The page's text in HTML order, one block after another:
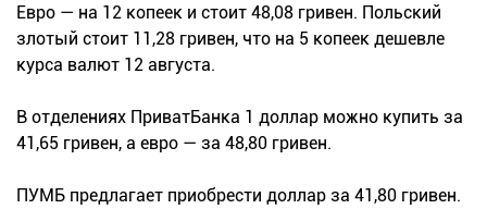
Евро — на 12 копеек и стоит 48,08 гривен. Польский
злотый стоит 11,28 гривен, что на 5 копеек дешевле
курса валют 12 августа.
В отделениях ПриватБанка 1 доллар можно купить за
41,65 гривен, а евро — за 48,80 гривен.
ПУМБ предлагает приобрести доллар за 41,80 гривен.